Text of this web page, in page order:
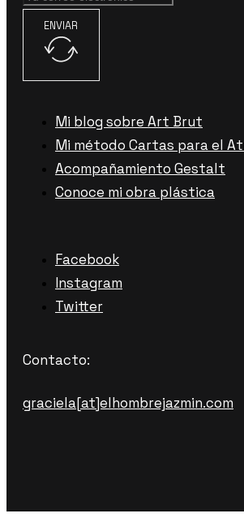
ENVIAR
Mi blog sobre Art Brut
Mi método Cartas para el
Acompañamiento Gestalt
Conoce mi obra plástica
Facebook
Instagram
Twitter
Contacto:
graciela[at]elhombrejazmin.com